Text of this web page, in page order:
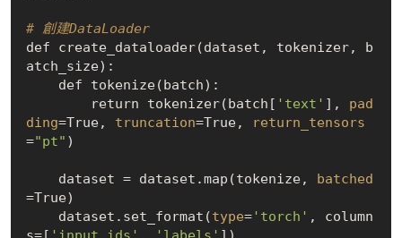
# 創建DataLoader
def create_dataloader(dataset, tokenizer, b
atch_size):
        return tokenizer(batch[
'text' ], pad
ding=True, truncation=True,
return_tensors
="pt" )
    dataset = dataset.map(tokenize,
batched
=True)
    dataset.set_format(
type='torch' , column